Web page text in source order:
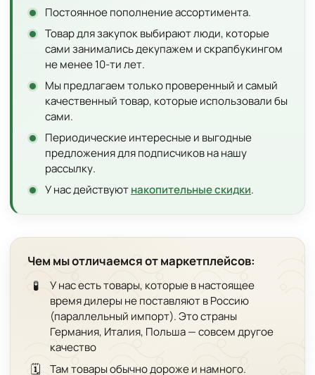
Постоянное пополнение ассортимента.
Товар для закупок выбирают люди, которые
сами занимались декупажем и скрапбукингом
не менее 10-ти лет.
Мы предлагаем только проверенный и самый
качественный товар, которые использовали бы
сами.
Периодические интересные и выгодные
предложения для подписчиков на нашу
рассылку.
У нас действуютнакопительные скидки.
Чем мы отличаемся от маркетплейсов:
🧪
У нас есть товары, которые в настоящее
время дилеры не поставляют в Россию
(параллельный импорт). Это страны
Германия, Италия, Польша — совсем другое
качество
🗓️ Там товары обычно дороже и намного.